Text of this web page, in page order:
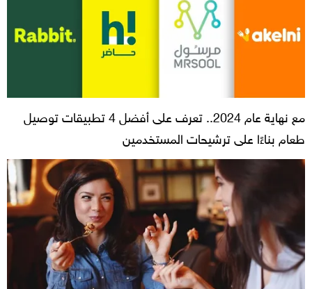
مع نهاية عام 2024.. تعرف على أفضل 4 تطبيقات توصيل
طعام بناءًا على ترشيحات المستخدمين